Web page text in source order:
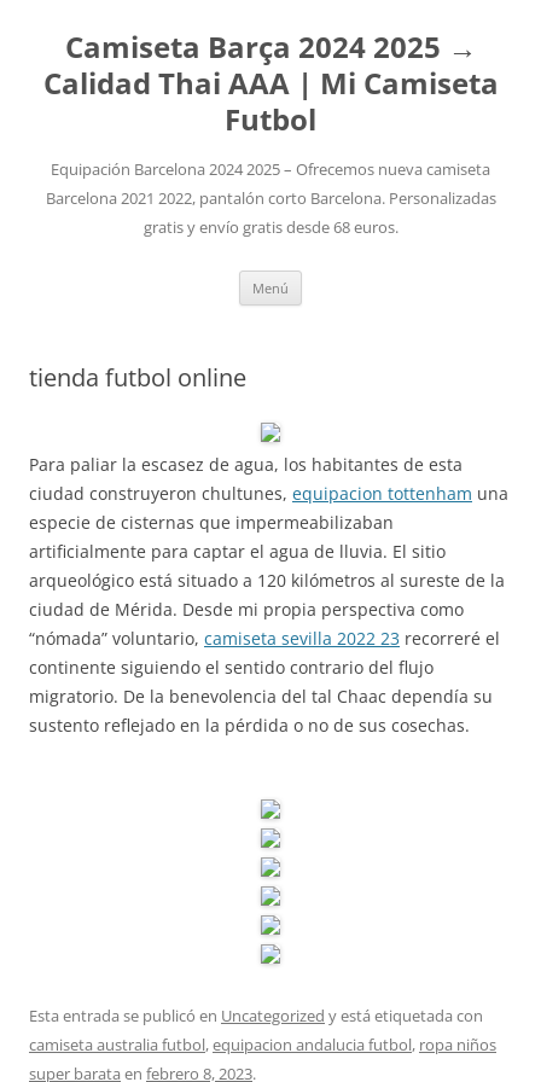
Camiseta Barça 2024 2025 →
Calidad Thai AAA | Mi Camiseta
Futbol
Equipación Barcelona 2024 2025 – Ofrecemos nueva camiseta
Barcelona 2021 2022, pantalón corto Barcelona. Personalizadas
gratis y envío gratis desde 68 euros.
Menú
tienda futbol online
Para paliar la escasez de agua, los habitantes de esta
ciudad construyeron chultunes, equipacion tottenham una
especie de cisternas que impermeabilizaban
artificialmente para captar el agua de lluvia. El sitio
arqueológico está situado a 120 kilómetros al sureste de la
ciudad de Mérida. Desde mi propia perspectiva como
“nómada” voluntario, camiseta sevilla 2022 23 recorreré el
continente siguiendo el sentido contrario del flujo
migratorio. De la benevolencia del tal Chaac dependía su
sustento reflejado en la pérdida o no de sus cosechas.
Esta entrada se publicó en Uncategorized y está etiquetada con
camiseta australia futbol,equipacion andalucia futbol, ropa niños
super barata en febrero 8, 2023.